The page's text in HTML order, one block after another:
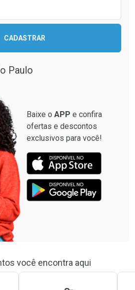
Por R$ 40,95/cada
CADASTRAR
Paulo
Baixe o APP e confira
ofertas e descontos
exclusivos para você!
você encontra aqui